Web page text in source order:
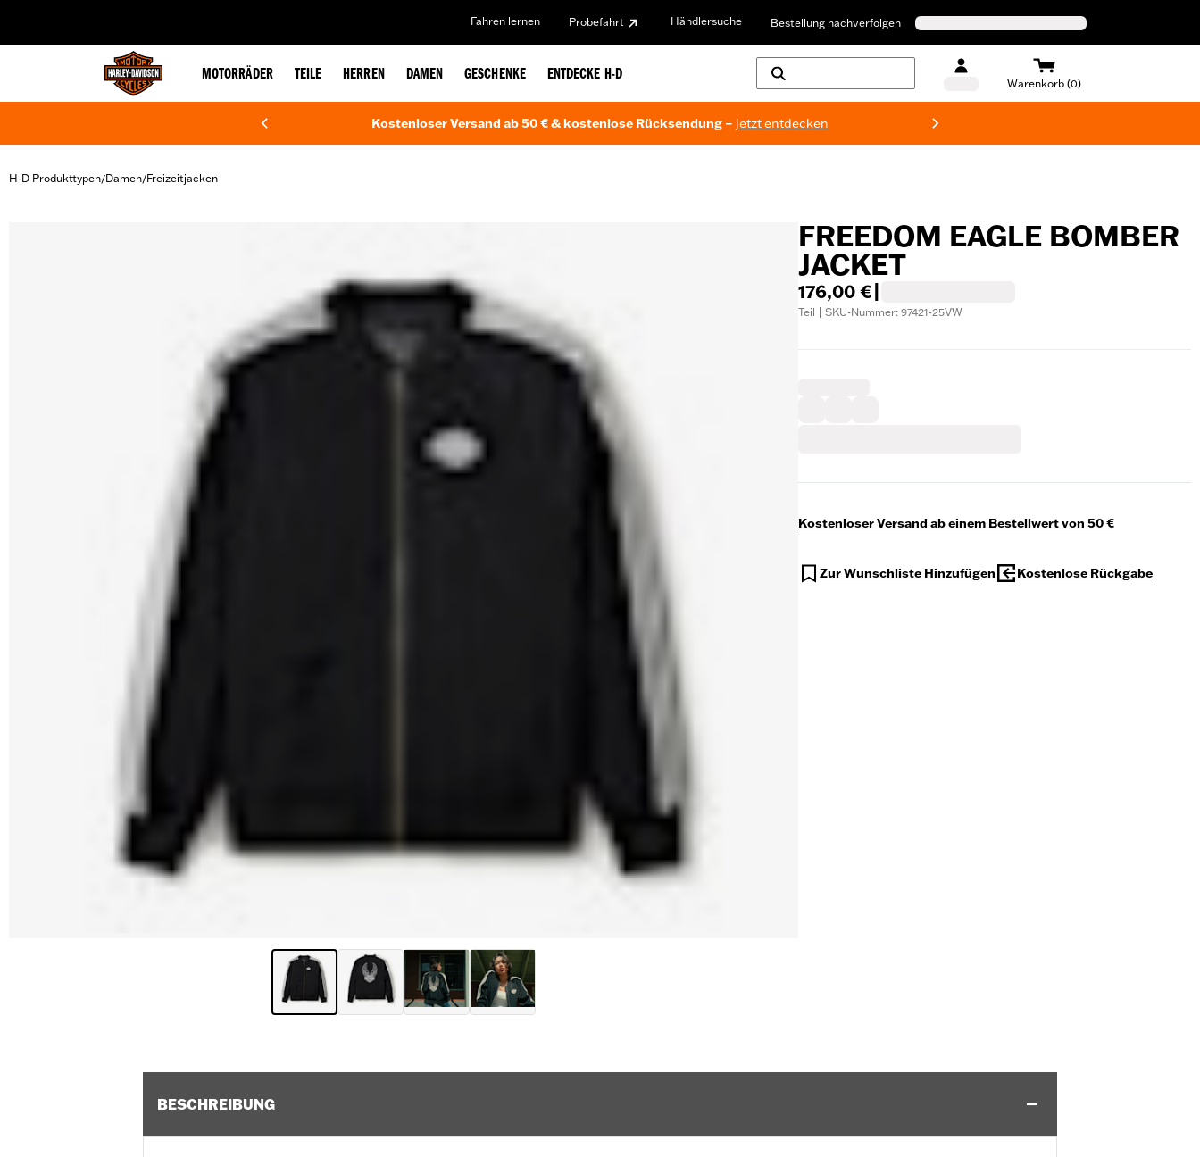
Fahren lernen Probefahrt Händlersuche Bestellung nachverfolgen
MOTORRÄDER TEILE HERREN DAMEN GESCHENKE ENTDECKE H-D
Warenkorb (0)
Kostenloser Versand ab 50 € & kostenlose Rücksendung – jetzt entdecken
H-D Produkttypen/Damen/Freizeitjacken
FREEDOM EAGLE BOMBER
JACKET
176,00 €
Teil | SKU-Nummer: 97421-25VW
Kostenloser Versand ab einem Bestellwert von 50 €
Zur Wunschliste Hinzufügen Kostenlose Rückgabe
BESCHREIBUNG